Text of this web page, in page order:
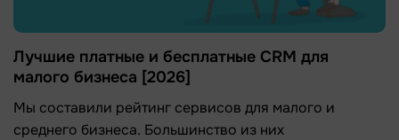
Лучшие платные и бесплатные CRM для
малого бизнеса [2026]
Мы составили рейтинг сервисов для малого и
среднего бизнеса. Большинство из них